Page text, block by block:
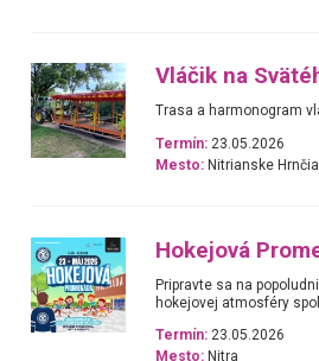
Vláčik na
Trasa a harmonogram
Termín: 23.05.2026
Mesto: Nitrianske
Hokejová
Pripravte sa na
hokejovej atmosféry
Termín: 23.05.2026
Mesto: Nitra